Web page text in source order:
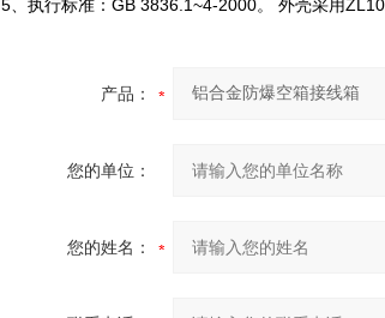
5、执行标准：GB 3836.1~4-2000。 外壳采用
产品：
您的单位：
您的姓名：